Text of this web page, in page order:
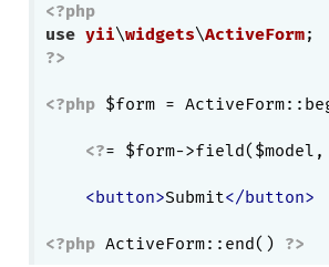
<?php
use yii\widgets\ActiveForm
?>
<?php $form =
<?= $form->field($model,
<button>Submit</button>
<?php ActiveForm::end() ?>